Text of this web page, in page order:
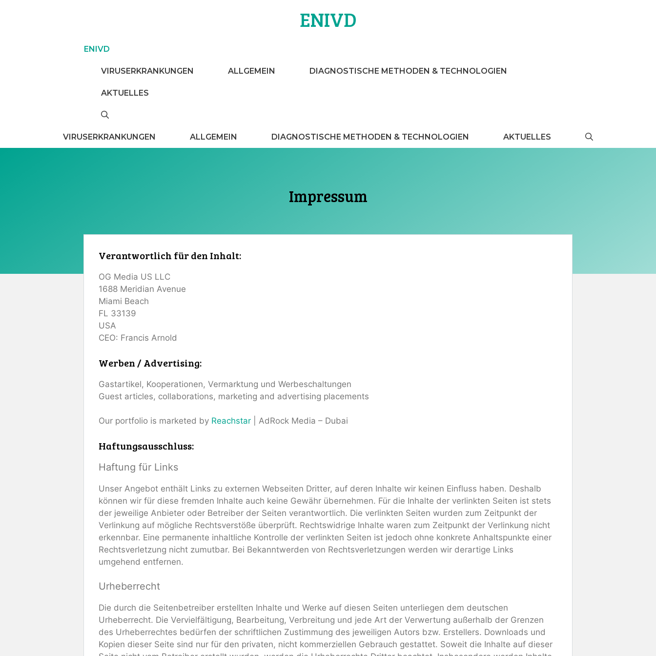
ENIVD
ENIVD
VIRUSERKRANKUNGEN ALLGEMEIN DIAGNOSTISCHE METHODEN & TECHNOLOGIEN
AKTUELLES
VIRUSERKRANKUNGEN ALLGEMEIN DIAGNOSTISCHE METHODEN & TECHNOLOGIEN AKTUELLES
Impressum
Verantwortlich für den Inhalt:
OG Media US LLC
1688 Meridian Avenue
Miami Beach
FL 33139
USA
CEO: Francis Arnold
Werben / Advertising:
Gastartikel, Kooperationen, Vermarktung und Werbeschaltungen
Guest articles, collaborations, marketing and advertising placements
Our portfolio is marketed by Reachstar | AdRock Media – Dubai
Haftungsausschluss:
Haftung für Links
Unser Angebot enthält Links zu externen Webseiten Dritter, auf deren Inhalte wir keinen Einfluss haben. Deshalb
können wir für diese fremden Inhalte auch keine Gewähr übernehmen. Für die Inhalte der verlinkten Seiten ist stets
der jeweilige Anbieter oder Betreiber der Seiten verantwortlich. Die verlinkten Seiten wurden zum Zeitpunkt der
Verlinkung auf mögliche Rechtsverstöße überprüft. Rechtswidrige Inhalte waren zum Zeitpunkt der Verlinkung nicht
erkennbar. Eine permanente inhaltliche Kontrolle der verlinkten Seiten ist jedoch ohne konkrete Anhaltspunkte einer
Rechtsverletzung nicht zumutbar. Bei Bekanntwerden von Rechtsverletzungen werden wir derartige Links
umgehend entfernen.
Urheberrecht
Die durch die Seitenbetreiber erstellten Inhalte und Werke auf diesen Seiten unterliegen dem deutschen
Urheberrecht. Die Vervielfältigung, Bearbeitung, Verbreitung und jede Art der Verwertung außerhalb der Grenzen
des Urheberrechtes bedürfen der schriftlichen Zustimmung des jeweiligen Autors bzw. Erstellers. Downloads und
Kopien dieser Seite sind nur für den privaten, nicht kommerziellen Gebrauch gestattet. Soweit die Inhalte auf dieser